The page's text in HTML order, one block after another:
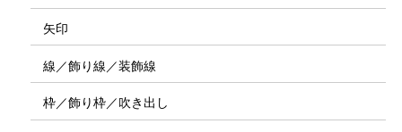
矢印
線／飾り線／装飾線
枠／飾り枠／吹き出し